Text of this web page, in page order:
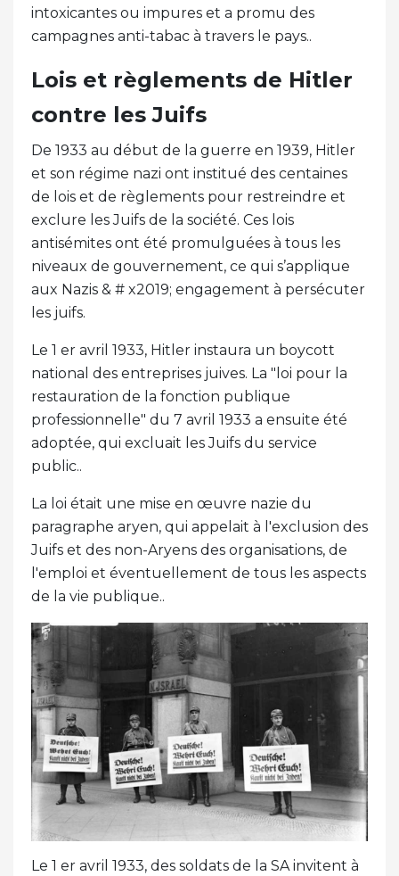
intoxicantes ou impures et a promu des
campagnes anti-tabac à travers le pays..
Lois et règlements de Hitler
contre les Juifs
De 1933 au début de la guerre en 1939, Hitler
et son régime nazi ont institué des centaines
de lois et de règlements pour restreindre et
exclure les Juifs de la société. Ces lois
antisémites ont été promulguées à tous les
niveaux de gouvernement, ce qui s’applique
aux Nazis & # x2019; engagement à persécuter
les juifs.
Le 1 er avril 1933, Hitler instaura un boycott
national des entreprises juives. La "loi pour la
restauration de la fonction publique
professionnelle" du 7 avril 1933 a ensuite été
adoptée, qui excluait les Juifs du service
public..
La loi était une mise en œuvre nazie du
paragraphe aryen, qui appelait à l'exclusion des
Juifs et des non-Aryens des organisations, de
l'emploi et éventuellement de tous les aspects
de la vie publique..
Le 1 er avril 1933, des soldats de la SA invitent à